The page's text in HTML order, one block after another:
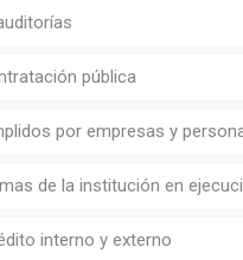
pública
por empresas y
de la institución en
interno y externo